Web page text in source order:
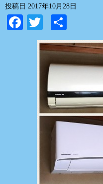
投稿日 2017年10月28日
Facebook
Twitter
有